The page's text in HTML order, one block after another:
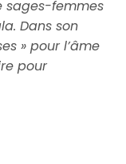
sages-femmes
Dans son
» pour l’âme
pour